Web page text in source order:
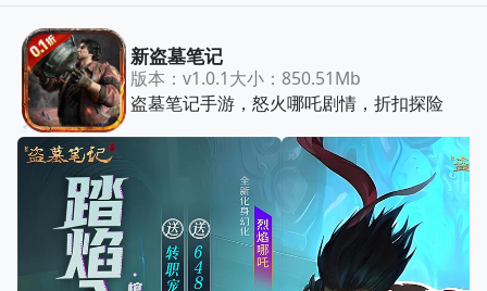
新盗墓笔记
版本：v1.0.1大小：850.51Mb
盗墓笔记手游，怒火哪吒剧情，折扣探险